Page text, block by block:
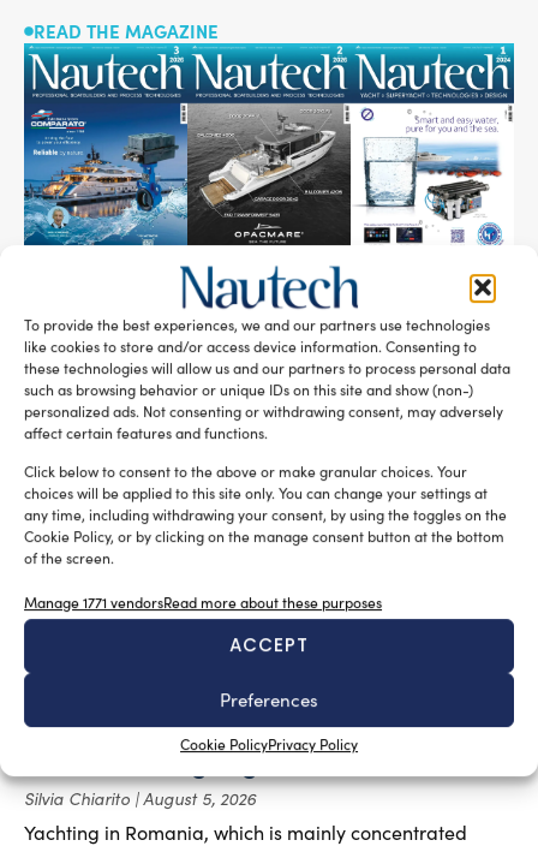
To provide the best experiences, we and our partners use technologies
like cookies to store and/or access device information. Consenting to
these technologies will allow us and our partners to process personal data
such as browsing behavior or unique IDs on this site and show (non-)
personalized ads. Not consenting or withdrawing consent, may adversely
affect certain features and functions.
Click below to consent to the above or make granular choices. Your
choices will be applied to this site only. You can change your settings at
any time, including withdrawing your consent, by using the toggles on the
Cookie Policy, or by clicking on the manage consent button at the bottom
of the screen.
Manage 1771 vendorsRead more about these purposes
ACCEPT
Preferences
Cookie PolicyPrivacy Policy
READ THE MAGAZINE
SUBSCRIBE TO OUR NEWSLETTER
RELATED ARTICLES
Silvia Chiarito August 5, 2026
Yachting in Romania, which is mainly concentrated